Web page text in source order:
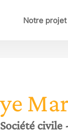
Notre projet
civile